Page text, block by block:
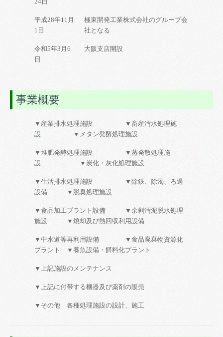
平成28年11月
1日
極東開発工業株式会社のグループ会
社となる
令和5年3月6
日
大阪支店開設
事業概要
▼産業排水処理施設 ▼畜産汚水処理施
設 ▼メタン発酵処理施設
▼堆肥発酵処理施設 ▼蒸発散処理施
設 ▼炭化・灰化処理施設
▼生活排水処理施設 ▼除鉄、除濁、ろ過
設備 ▼脱臭処理施設
▼食品加工プラント設備 ▼余剰汚泥脱水処理
施設 ▼焼却及び熱回収利用設備
▼中水道等再利用設備 ▼食品廃棄物資源化
プラント ▼養魚設備・餌料化プラント
▼上記施設のメンテナンス
▼上記に付帯する機器及び薬剤の販売
▼その他 各種処理施設の設計、施工